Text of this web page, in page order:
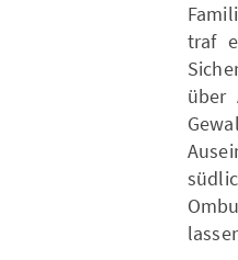
traf
über